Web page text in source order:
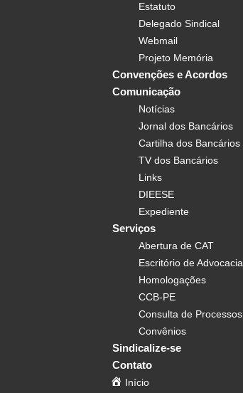
Estatuto
Delegado Sindical
Webmail
Projeto Memória
Convenções e Acordos
Comunicação
Notícias
Jornal dos Bancários
Cartilha dos Bancários
TV dos Bancários
Links
DIEESE
Expediente
Serviços
Abertura de CAT
Escritório de Advocacia
Homologações
CCB-PE
Consulta de Processos
Convênios
Sindicalize-se
Contato
Início